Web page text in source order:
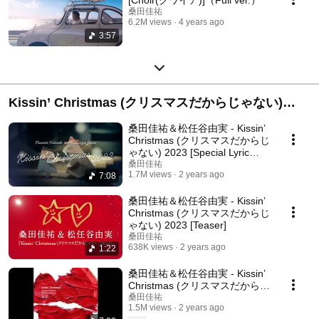
3:57
桑田佳祐
6.2M views
4 years ago
Kissin’ Christmas (クリスマスだからじゃない)
2023
7:08
桑田佳祐＆松任谷由実 - Kissin’
Christmas (クリスマスだからじ
ゃない) 2023 [Special Lyric
Video]
桑田佳祐
1.7M views
2 years ago
1:22
桑田佳祐＆松任谷由実 - Kissin’
Christmas (クリスマスだからじ
ゃない) 2023 [Teaser]
桑田佳祐
638K views
2 years ago
桑田佳祐＆松任谷由実 - Kissin’
Christmas (クリスマスだからじ
ゃない) 2023 [Official Audio]
桑田佳祐
1.5M views
2 years ago